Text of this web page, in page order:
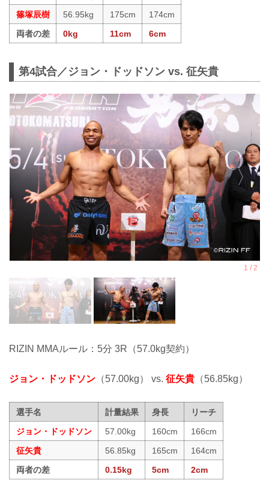
篠塚辰樹
56.95kg 175cm
174cm
両者の差
0kg 11cm 6cm
第4試合／ジョン・ドッドソン vs. 征矢貴
RIZIN MMAルール：5分 3R（57.0kg契約）
ジョン・ドッドソン （57.00kg） vs. 征矢貴 （56.85kg）
選手名 計量結果 身長
リーチ
ジョン・ドッドソン
57.00kg 160cm
166cm
征矢貴
56.85kg 165cm
164cm
両者の差
0.15kg 5cm 2cm